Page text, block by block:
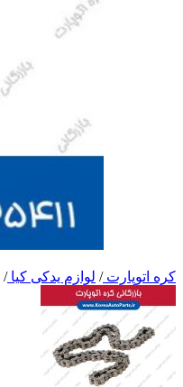
کره اتوپارت/ لوازم یدکی کیا/